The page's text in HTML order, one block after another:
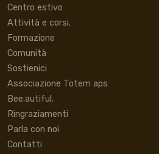
Centro estivo
Attività e corsi.
Formazione
Comunità
Sostienici
Associazione Totem aps
Bee.autiful.
Ringraziamenti
Parla con noi
Contatti